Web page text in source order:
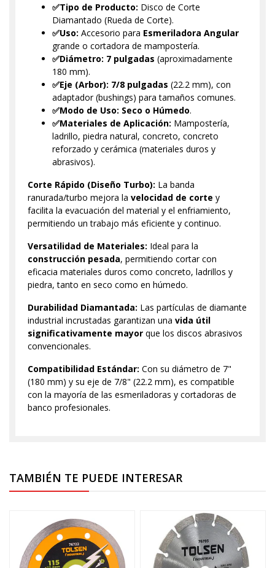
✅Tipo de Producto: Disco de Corte
Diamantado (Rueda de Corte).
✅Uso: Accesorio para Esmeriladora Angular
grande o cortadora de mampostería.
✅Diámetro: 7 pulgadas (aproximadamente
180 mm).
✅Eje (Arbor): 7/8 pulgadas (22.2 mm), con
adaptador (bushings) para tamaños comunes.
✅Modo de Uso: Seco o Húmedo.
✅Materiales de Aplicación: Mampostería,
ladrillo, piedra natural, concreto, concreto
reforzado y cerámica (materiales duros y
abrasivos).
Corte Rápido (Diseño Turbo): La banda
ranurada/turbo mejora la velocidad de corte y
facilita la evacuación del material y el enfriamiento,
permitiendo un trabajo más eficiente y continuo.
Versatilidad de Materiales: Ideal para la
construcción pesada, permitiendo cortar con
eficacia materiales duros como concreto, ladrillos y
piedra, tanto en seco como en húmedo.
Durabilidad Diamantada: Las partículas de diamante
industrial incrustadas garantizan una vida útil
significativamente mayor que los discos abrasivos
convencionales.
Compatibilidad Estándar: Con su diámetro de 7"
(180 mm) y su eje de 7/8" (22.2 mm), es compatible
con la mayoría de las esmeriladoras y cortadoras de
banco profesionales.
TAMBIÉN TE PUEDE INTERESAR